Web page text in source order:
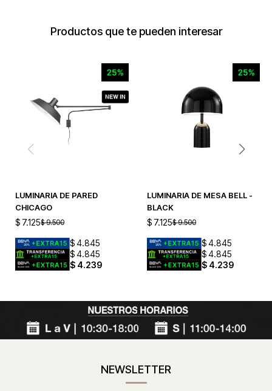
Productos que te pueden interesar
LUMINARIA DE PARED
CHICAGO
$ 7.125$ 9.500
$4.845
$4.845
$ 4.239
LUMINARIA DE MESA BELL -
BLACK
$ 7.125$ 9.500
$ 4.845
$ 4.845
$ 4.239
NEWSLETTER